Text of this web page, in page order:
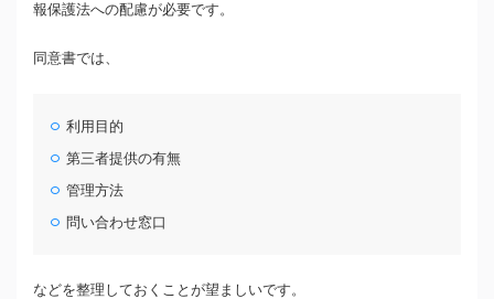
報保護法への配慮が必要です。
同意書では、
利用目的
第三者提供の有無
管理方法
問い合わせ窓口
などを整理しておくことが望ましいです。